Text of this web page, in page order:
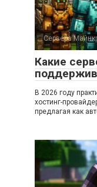
Сервера
Какие
В 2026 году
хостинг-
предлагая как